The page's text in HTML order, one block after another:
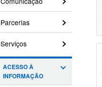
Parcerias
Serviços
ACESSO À
INFORMAÇÃO